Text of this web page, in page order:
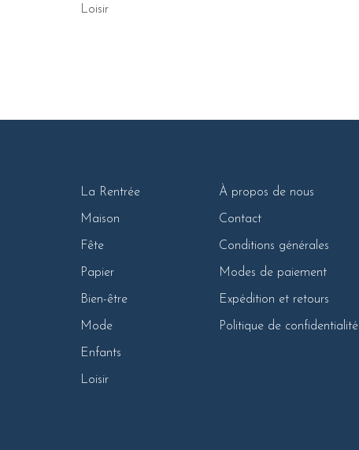
Loisir
La Rentrée
Maison
Fête
Papier
Bien-être
Mode
Enfants
Loisir
À propos de nous
Contact
Conditions générales
Modes de paiement
Expédition et retours
Politique de confidentialité